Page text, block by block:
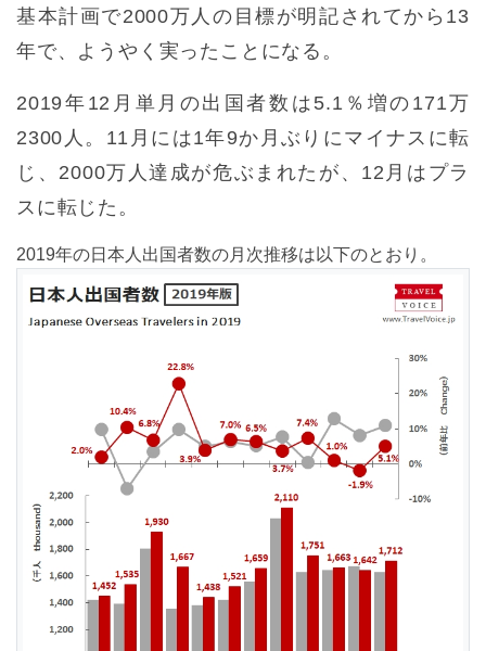
基本計画で2000万人の目標が明記されてから13
年で、ようやく実ったことになる。
2019年12月単月の出国者数は5.1％増の171万
2300人。11月には1年9か月ぶりにマイナスに転
じ、2000万人達成が危ぶまれたが、12月はプラ
スに転じた。
2019年の日本人出国者数の月次推移は以下のとおり。